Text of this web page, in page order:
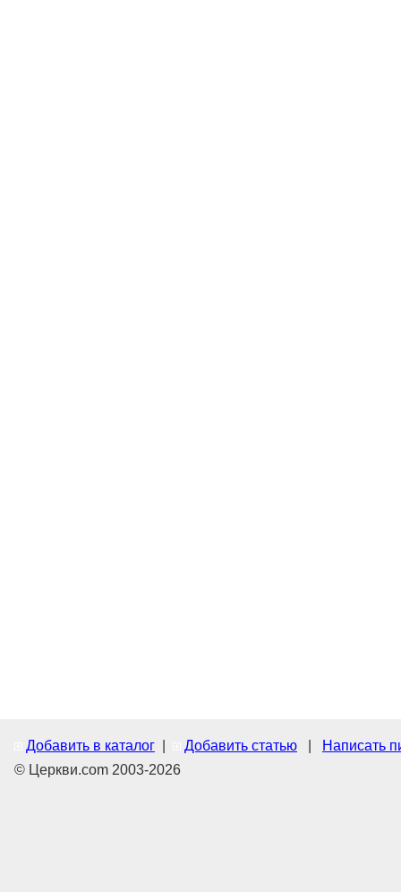
Добавить в каталог Добавить статью
Написать
© Церкви.com 2003-2026